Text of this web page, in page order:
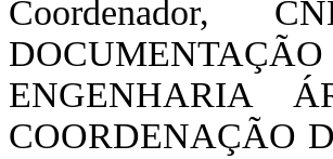
Coordenador,
ENGENHARIA
COORDENAÇÃO